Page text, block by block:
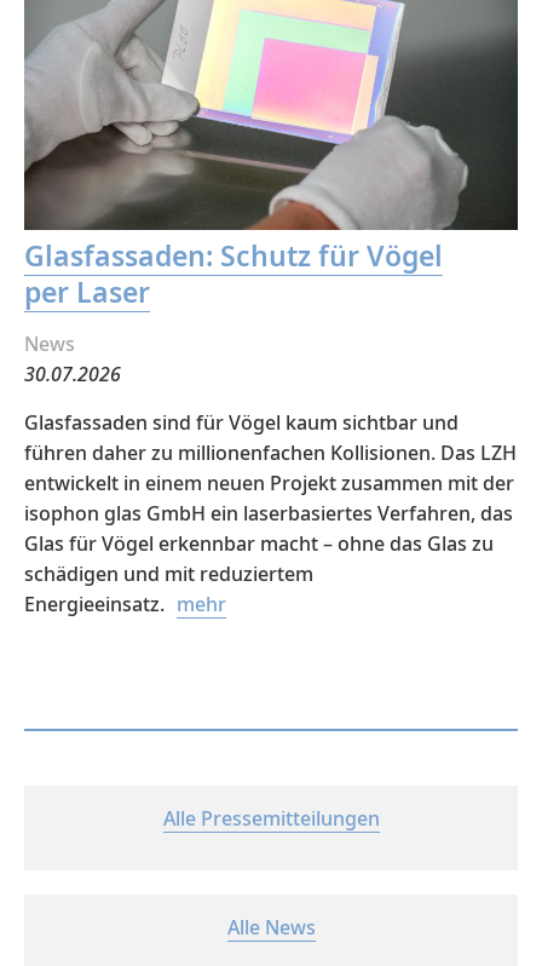
Glasfassaden: Schutz für Vögel
per Laser
News
30.07.2026
Glasfassaden sind für Vögel kaum sichtbar und
führen daher zu millionenfachen Kollisionen. Das LZH
entwickelt in einem neuen Projekt zusammen mit der
isophon glas GmbH ein laserbasiertes Verfahren, das
Glas für Vögel erkennbar macht – ohne das Glas zu
schädigen und mit reduziertem
Energieeinsatz.
Alle Pressemitteilungen
Alle News